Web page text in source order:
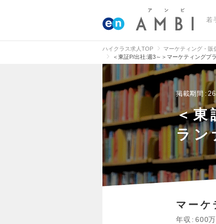
若
ハイクラス求人TOP マーケティング・販
＜東証P/出社:週3～＞マーケティングプ
掲載期間
＜東
ラ
マーケ
年収 600